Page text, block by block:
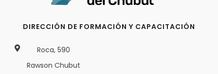
DIRECCIÓN DE FORMACIÓN Y CAPACITACIÓN
Roca, 590
Rawson Chubut